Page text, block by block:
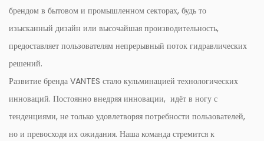
брендом в бытовом и промышленном секторах, будь то
изысканный дизайн или высочайшая производительность,
предоставляет пользователям непрерывный поток гидравлических
решений.
Развитие бренда VANTES стало кульминацией технологических
инноваций. Постоянно внедряя инновации, идёт в ногу с
тенденциями, не только удовлетворяя потребности пользователей,
но и превосходя их ожидания. Наша команда стремится к